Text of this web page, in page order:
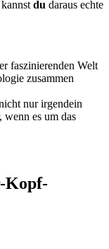
du daraus echte
faszinierenden Welt
zusammen
nur irgendein
wenn es um das
Kopf-